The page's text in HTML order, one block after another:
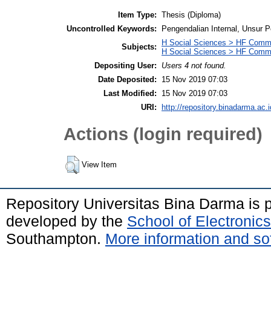
Item Type: Thesis (Diploma)
Uncontrolled Keywords:
Pengendalian Internal, Unsur
Subjects:
H Social Sciences > HF
H Social Sciences > HF
Depositing User:
Users 4 not found.
Date Deposited:
15 Nov 2019 07:03
Last Modified:
15 Nov 2019 07:03
URI:
http://
Actions (login required)
View Item
Repository Universitas Bina Darma is
developed by the School of
Southampton. More information and